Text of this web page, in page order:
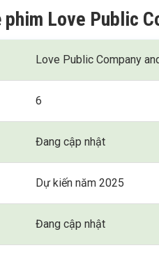
Love Public
Love Public Company
6
Đang cập nhật
Dự kiến năm 2025
Đang cập nhật